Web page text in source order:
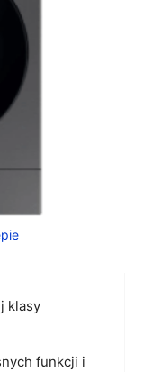
klasy
funkcji i